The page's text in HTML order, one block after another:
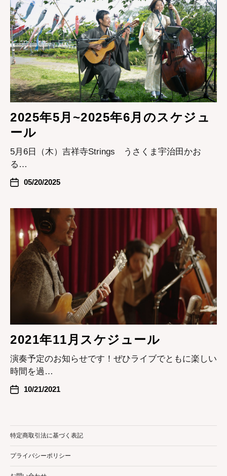
2025年5月~2025年6月のスケジュ
ール
5月6日（木）吉祥寺Strings うさくま宇治田かお
る…
05/20/2025
2021年11月スケジュール
演奏予定のお知らせです！ぜひライブでともに楽しい
時間を過…
10/21/2021
特定商取引法に基づく表記
プライバシーポリシー